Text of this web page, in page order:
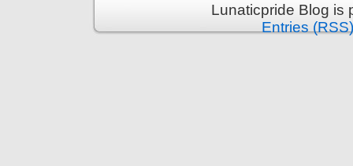
Lunaticpride Blog is
Entries (RSS)